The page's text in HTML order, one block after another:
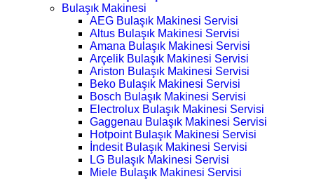
Bulaşık Makinesi
AEG Bulaşık Makinesi Servisi
Altus Bulaşık Makinesi Servisi
Amana Bulaşık Makinesi Servisi
Arçelik Bulaşık Makinesi Servisi
Ariston Bulaşık Makinesi Servisi
Beko Bulaşık Makinesi Servisi
Bosch Bulaşık Makinesi Servisi
Electrolux Bulaşık Makinesi Servisi
Gaggenau Bulaşık Makinesi Servisi
Hotpoint Bulaşık Makinesi Servisi
İndesit Bulaşık Makinesi Servisi
LG Bulaşık Makinesi Servisi
Miele Bulaşık Makinesi Servisi